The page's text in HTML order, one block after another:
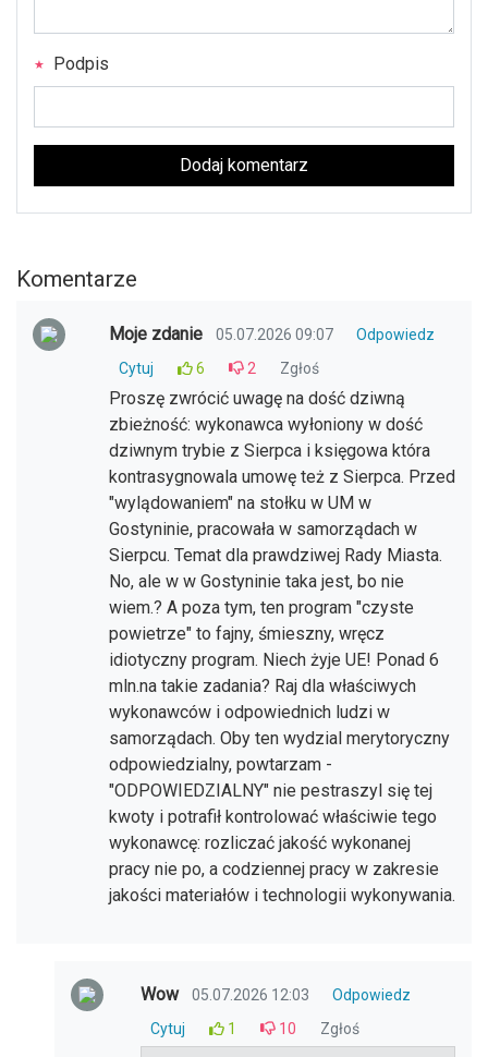
Podpis
Dodaj komentarz
Komentarze
Moje zdanie 05.07.2026 09:07
Odpowiedz
Cytuj
6 2 Zgłoś
Proszę zwrócić uwagę na dość dziwną
zbieżność: wykonawca wyłoniony w dość
dziwnym trybie z Sierpca i księgowa która
kontrasygnowala umowę też z Sierpca. Przed
"wylądowaniem" na stołku w UM w
Gostyninie, pracowała w samorządach w
Sierpcu. Temat dla prawdziwej Rady Miasta.
No, ale w w Gostyninie taka jest, bo nie
wiem.? A poza tym, ten program "czyste
powietrze" to fajny, śmieszny, wręcz
idiotyczny program. Niech żyje UE! Ponad 6
mln.na takie zadania? Raj dla właściwych
wykonawców i odpowiednich ludzi w
samorządach. Oby ten wydzial merytoryczny
odpowiedzialny, powtarzam -
"ODPOWIEDZIALNY" nie pestraszyl się tej
kwoty i potrafił kontrolować właściwie tego
wykonawcę: rozliczać jakość wykonanej
pracy nie po, a codziennej pracy w zakresie
jakości materiałów i technologii wykonywania.
Wow 05.07.2026 12:03
Odpowiedz
Cytuj
1 10 Zgłoś